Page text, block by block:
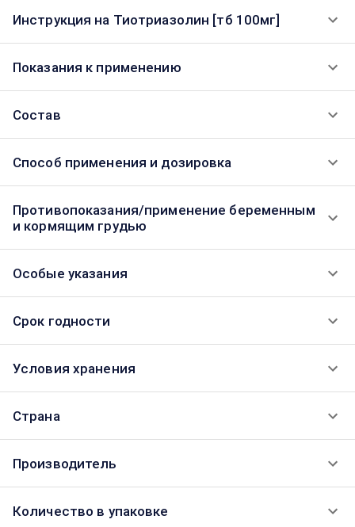
Инструкция на Тиотриазолин [тб 100мг]
Показания к применению
Состав
Способ применения и дозировка
Противопоказания/применение беременным
и кормящим грудью
Особые указания
Срок годности
Условия хранения
Страна
Производитель
Количество в упаковке